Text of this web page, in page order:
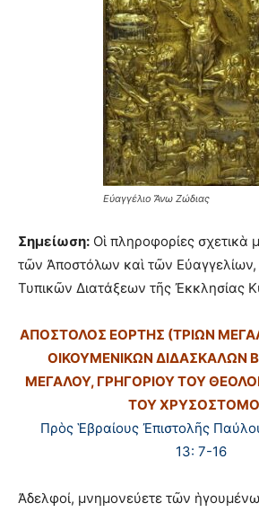
Εὐαγγέλιο Ἄνω Ζώδιας
Σημείωση: Οἱ πληροφορίες σχετικὰ
τῶν Ἀποστόλων καὶ τῶν
Τυπικῶν Διατάξεων τῆς Ἐκκλησίας
ΑΠΟΣΤΟΛΟΣ ΕΟΡΤΗΣ (ΤΡΙΩΝ
ΟΙΚΟΥΜΕΝΙΚΩΝ ΔΙΔΑΣΚΑΛΩΝ
ΜΕΓΑΛΟΥ, ΓΡΗΓΟΡΙΟΥ ΤΟΥ
ΤΟΥ
Πρὸς Ἑβραίους Ἐπιστολῆς
13: 7-16
Ἀδελφοί, μνημονεύετε τῶν